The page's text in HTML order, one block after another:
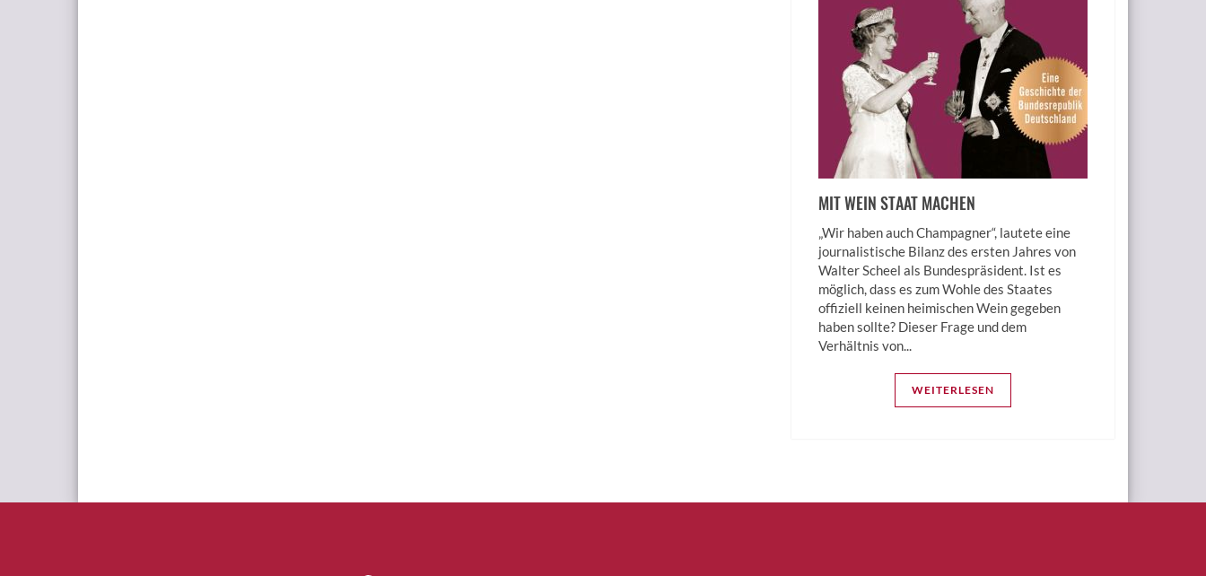
MIT WEIN STAAT MACHEN
„Wir haben auch Champagner“, lautete eine
journalistische Bilanz des ersten Jahres von
Walter Scheel als Bundespräsident. Ist es
möglich, dass es zum Wohle des Staates
offiziell keinen heimischen Wein gegeben
haben sollte? Dieser Frage und dem
Verhältnis von...
WEITERLESEN